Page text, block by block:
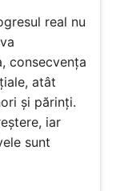
real nu
consecvența
atât
și părinți.
iar
sunt